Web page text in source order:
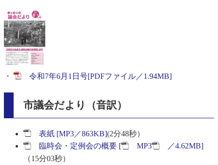
・ 令和7年6月1日号[PDFファイル／1.94MB]
市議会だより（音訳）
表紙 [MP3／863KB](2分48秒）
臨時会・定例会の概要 [
MP3
／4.62MB]
（15分03秒）